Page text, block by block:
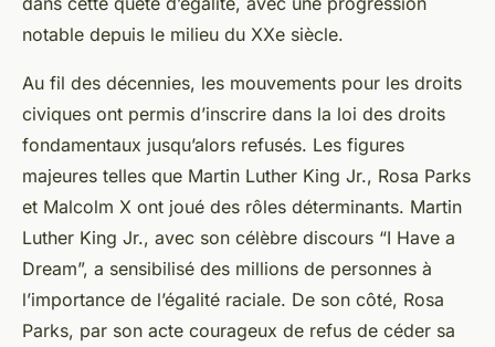
notable depuis le milieu du XXe siècle.
Au fil des décennies, les mouvements pour les droits
civiques ont permis d’inscrire dans la loi des droits
fondamentaux jusqu’alors refusés. Les figures
majeures telles que Martin Luther King Jr., Rosa Parks
et Malcolm X ont joué des rôles déterminants. Martin
Luther King Jr., avec son célèbre discours “I Have a
Dream”, a sensibilisé des millions de personnes à
l’importance de l’égalité raciale. De son côté, Rosa
Parks, par son acte courageux de refus de céder sa